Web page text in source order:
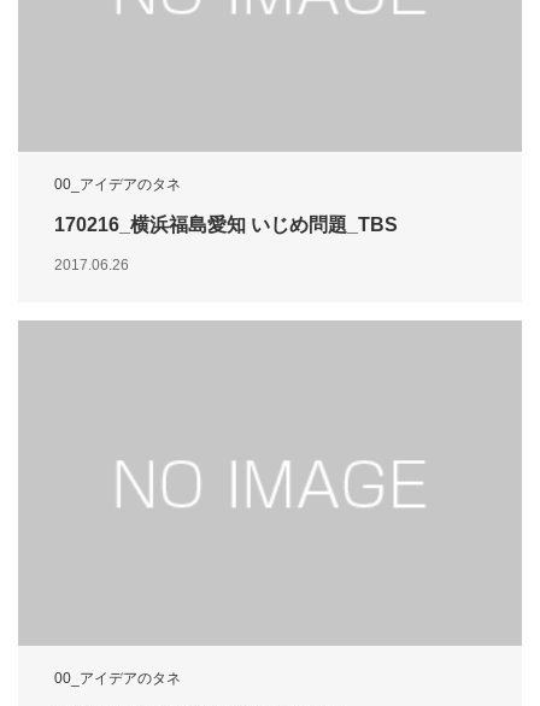
00_アイデアのタネ
170216_横浜福島愛知 いじめ問題_TBS
2017.06.26
00_アイデアのタネ